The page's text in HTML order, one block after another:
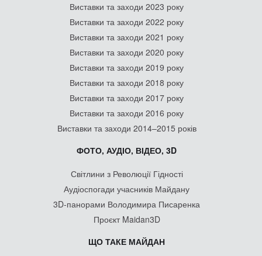
Виставки та заходи 2023 року
Виставки та заходи 2022 року
Виставки та заходи 2021 року
Виставки та заходи 2020 року
Виставки та заходи 2019 року
Виставки та заходи 2018 року
Виставки та заходи 2017 року
Виставки та заходи 2016 року
Виставки та заходи 2014–2015 років
ФОТО, АУДІО, ВІДЕО, 3D
Світлини з Революції Гідності
Аудіоспогади учасників Майдану
3D-панорами Володимира Писаренка
Проєкт Maidan3D
ЩО ТАКЕ МАЙДАН